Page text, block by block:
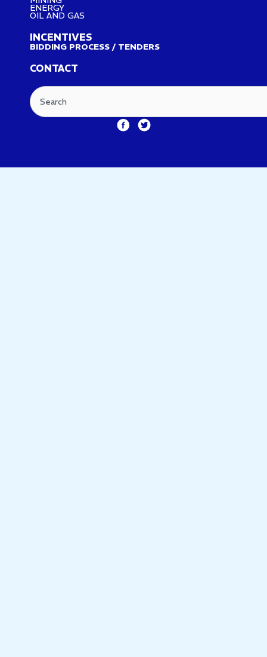
ENERGY
OIL AND GAS
INCENTIVES
BIDDING PROCESS / TENDERS
CONTACT
Search